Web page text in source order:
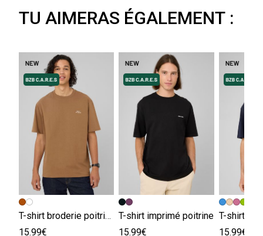
TU AIMERAS ÉGALEMENT :
T-shirt broderie poitrine
15.99€
T-shirt imprimé poitrine
15.99€
15.99€